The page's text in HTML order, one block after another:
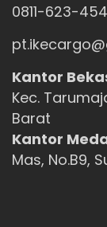
0811-623-
Kantor
Kec.
Barat
Kantor
Mas, No.B9,